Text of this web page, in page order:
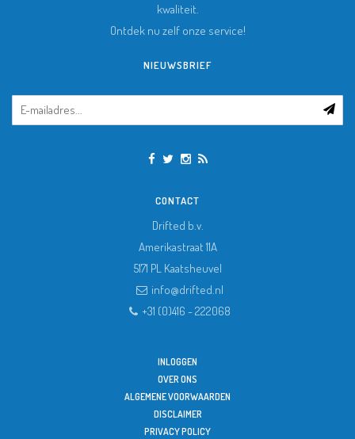
kwaliteit.
Ontdek nu zelf onze service!
NIEUWSBRIEF
CONTACT
Drifted b.v.
Amerikastraat 11A
5171 PL Kaatsheuvel
info@drifted.nl
+31 (0)416 - 222068
INLOGGEN
OVER ONS
ALGEMENE VOORWAARDEN
DISCLAIMER
PRIVACY POLICY